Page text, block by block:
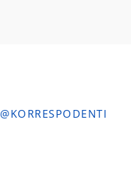
@KORRESPODENTI